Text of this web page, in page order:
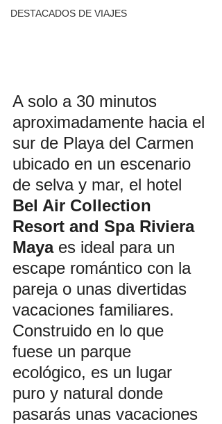
DESTACADOS DE VIAJES
A solo a 30 minutos
aproximadamente hacia el
sur de Playa del Carmen
ubicado en un escenario
de selva y mar, el hotel
Bel Air Collection
Resort and Spa Riviera
Maya es ideal para un
escape romántico con la
pareja o unas divertidas
vacaciones familiares.
Construido en lo que
fuese un parque
ecológico, es un lugar
puro y natural donde
pasarás unas vacaciones